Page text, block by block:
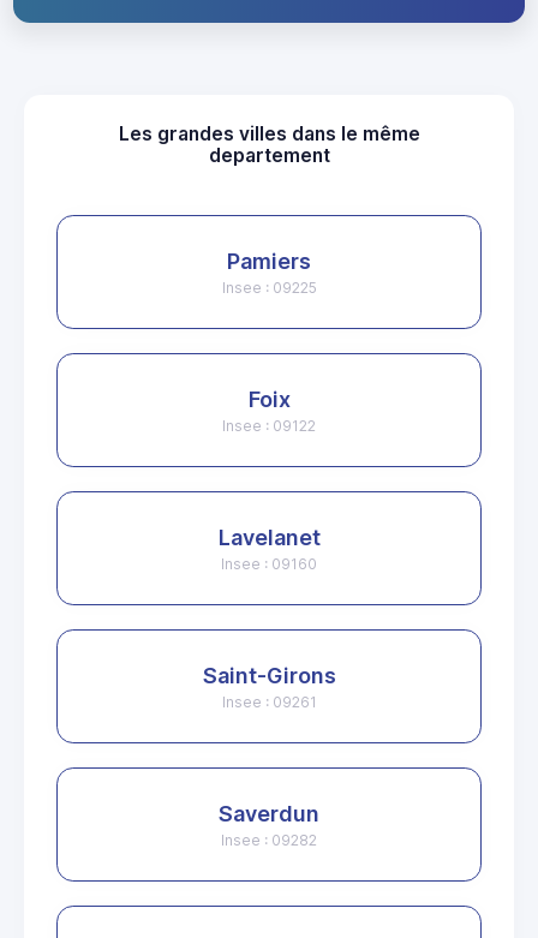
Les grandes villes dans le même
departement
Pamiers
Insee : 09225
Foix
Insee : 09122
Lavelanet
Insee : 09160
Saint-Girons
Insee : 09261
Saverdun
Insee : 09282